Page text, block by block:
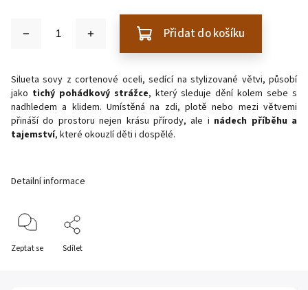
Přidat do košíku
Silueta sovy z cortenové oceli, sedící na stylizované větvi, působí
jako tichý pohádkový strážce, který sleduje dění kolem sebe s
nadhledem a klidem. Umístěná na zdi, plotě nebo mezi větvemi
přináší do prostoru nejen krásu přírody, ale i nádech příběhu a
tajemství, které okouzlí děti i dospělé.
Detailní informace
Zeptat se Sdílet